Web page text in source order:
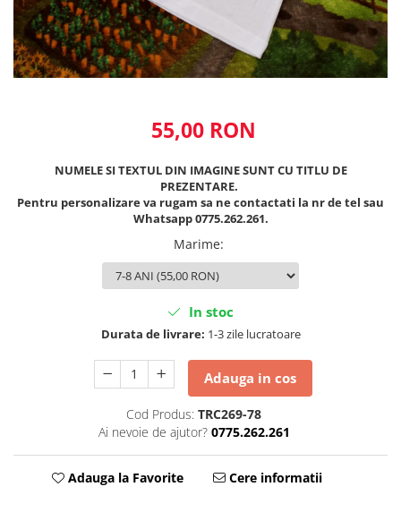
55,00 RON
NUMELE SI TEXTUL DIN IMAGINE SUNT CU TITLU DE
PREZENTARE.
Pentru personalizare va rugam sa ne contactati la nr de tel sau
Whatsapp 0775.262.261.
Marime:
In stoc
Durata de livrare: 1-3 zile lucratoare
Adauga in cos
Cod Produs: TRC269-78
Ai nevoie de ajutor? 0775.262.261
Adauga la Favorite Cere informatii